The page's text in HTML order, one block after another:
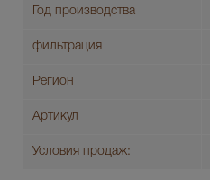
Год производства
фильтрация
Регион
Артикул
Условия продаж: